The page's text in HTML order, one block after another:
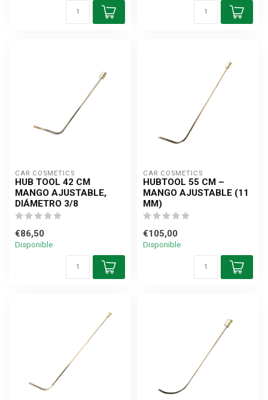
CAR COSMETICS
HUB TOOL 42 CM
MANGO AJUSTABLE,
DIÁMETRO 3/8
€86,50
Disponible
CAR COSMETICS
HUBTOOL 55 CM –
MANGO AJUSTABLE (11
MM)
€105,00
Disponible